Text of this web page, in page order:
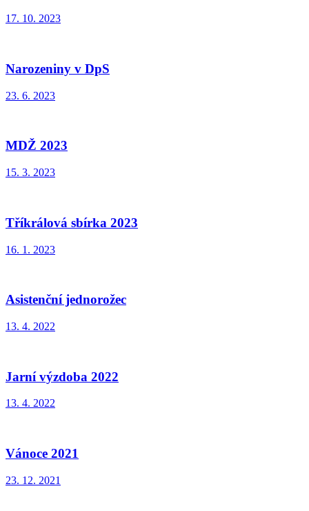
17. 10. 2023
Narozeniny v DpS
23. 6. 2023
MDŽ 2023
15. 3. 2023
Tříkrálová sbírka 2023
16. 1. 2023
Asistenční jednorožec
13. 4. 2022
Jarní výzdoba 2022
13. 4. 2022
Vánoce 2021
23. 12. 2021